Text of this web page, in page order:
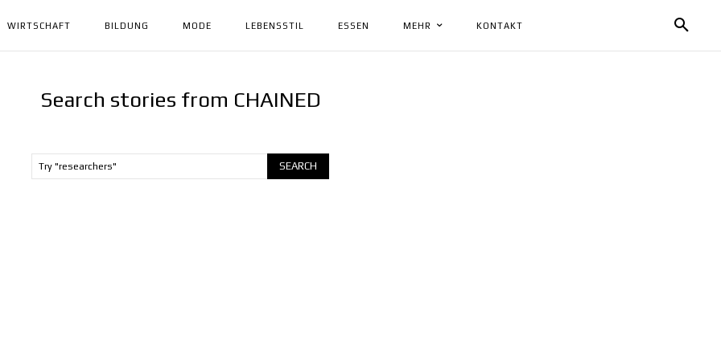
WIRTSCHAFT BILDUNG MODE LEBENSSTIL ESSEN MEHR KONTAKT
Search stories from CHAINED
Try "researchers" SEARCH